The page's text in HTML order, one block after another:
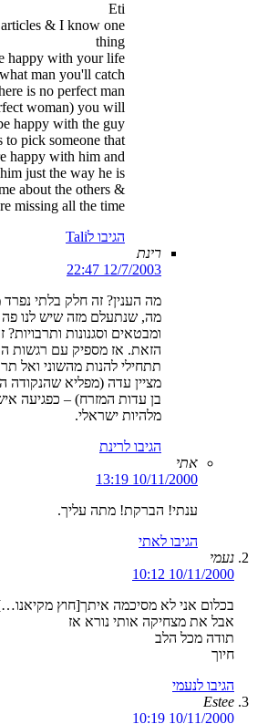
Eti
& I know one
thing
happy with your life
man you'll catch
is no perfect man
woman) you will
happy with the guy
pick someone that
happy with him and
just the way he is
about the others &
missing all the time
הגיבו לTali
רינת
12/7/2003 22:47
מה הענין? זה חלק בלתי
מה, שנתעלם מזה שיש לנו
ומבטאים וסגנונות ותרבויות?
הזאת. אז מספיק עם רגשות
תתחילי להנות מהשוני ואל
מציין עדה (מפליא שהנקודה
בן עדות המזרח) – כפגיעה
מלהיות ישראלי.
הגיבו לרינת
אתי
10/11/2000 13:19
ענתי! הברקת! מתה עליך.
הגיבו לאתי
נעמי
10/11/2000 10:12
בכלום אני לא מסיכמה איתך[חוץ
אבל את מצחיקה אותי נורא אז
תודה מכל הלב
חיוך
הגיבו לנעמי
Estee
10/11/2000 10:19